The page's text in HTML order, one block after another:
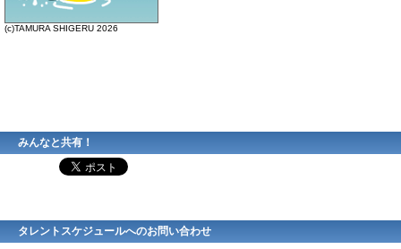
(c)TAMURA SHIGERU 2026
みんなと共有！
タレントスケジュールへのお問い合わせ